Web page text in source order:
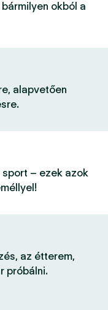
okból a
alapvetően
sport – ezek azok
az étterem,
próbálni.